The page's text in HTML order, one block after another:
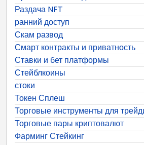
Раздача NFT
ранний доступ
Скам развод
Смарт контракты и приватность
Ставки и бет платформы
Стейблкоины
стоки
Токен Сплеш
Торговые инструменты для
Торговые пары криптовалют
Фарминг Стейкинг